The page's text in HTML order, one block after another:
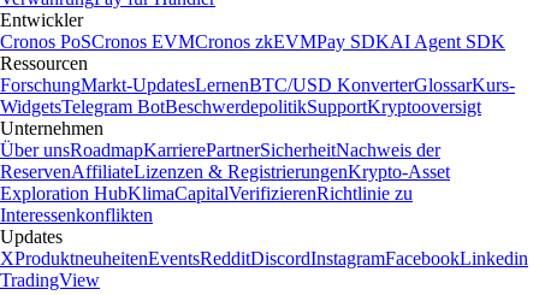
Entwickler
Cronos PoSCronos EVMCronos zkEVMPay SDKAI Agent SDK
Ressourcen
ForschungMarkt-UpdatesLernenBTC/USD KonverterGlossarKurs-
WidgetsTelegram BotBeschwerdepolitikSupportKryptooversigt
Unternehmen
Über unsRoadmapKarrierePartnerSicherheitNachweis der
ReservenAffiliateLizenzen & RegistrierungenKrypto-Asset
Exploration HubKlimaCapitalVerifizierenRichtlinie zu
Interessenkonflikten
Updates
XProduktneuheitenEventsRedditDiscordInstagramFacebookLinkedin
TradingView